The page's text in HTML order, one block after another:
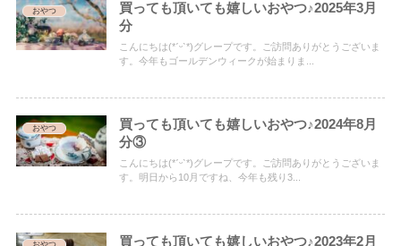
おやつ
買っても頂いても嬉しいおやつ♪2025年3月
分
こんにちは(*ˊᵕˋ*)グレープです。ご訪問ありがとうございま
す。今年もゴールデンウィークが始まりま...
おやつ
買っても頂いても嬉しいおやつ♪2024年8月
分③
こんにちは(*ˊᵕˋ*)グレープです。ご訪問ありがとうございま
す。明日から10月ですね、今年も残り3...
おやつ
買っても頂いても嬉しいおやつ♪2023年2月